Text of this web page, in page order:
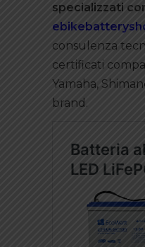
specializzati
consulenza
certificati
Yamaha,
brand.